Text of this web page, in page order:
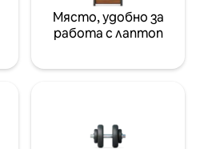
Място, удобно за
работа с лаптоп